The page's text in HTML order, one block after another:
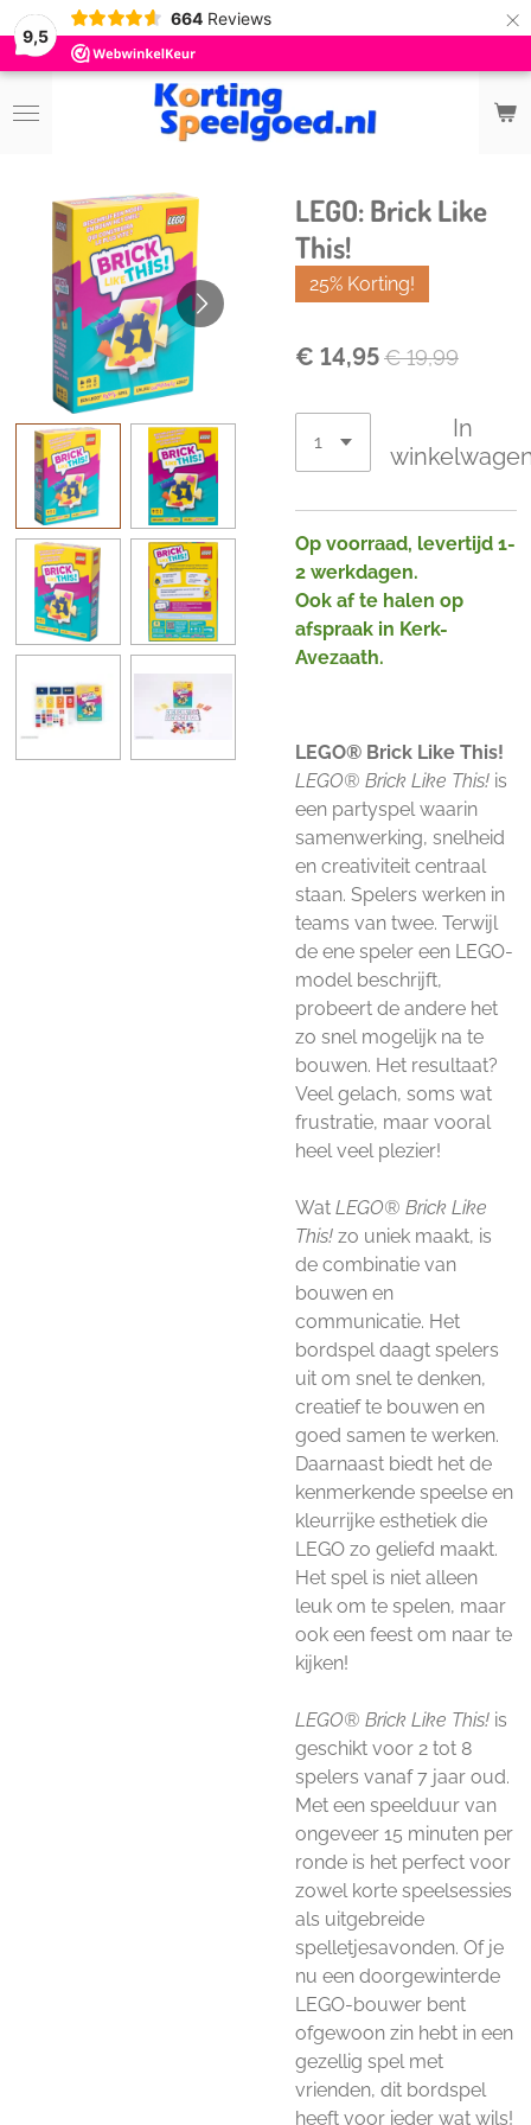
9,5
664 Reviews ×
LEGO: Brick Like
This!
25% Korting!
€ 14,95€ 19,99
In
Op voorraad, levertijd 1-
2 werkdagen.
Ook af te halen op
afspraak in Kerk-
Avezaath.
LEGO® Brick Like This!
LEGO® Brick Like This! is
een partyspel waarin
samenwerking, snelheid
en creativiteit centraal
staan. Spelers werken in
teams van twee. Terwijl
de ene speler een LEGO-
model beschrijft,
probeert de andere het
zo snel mogelijk na te
bouwen. Het resultaat?
Veel gelach, soms wat
frustratie, maar vooral
heel veel plezier!
Wat LEGO® Brick Like
This! zo uniek maakt, is
de combinatie van
bouwen en
communicatie. Het
bordspel daagt spelers
uit om snel te denken,
creatief te bouwen en
goed samen te werken.
Daarnaast biedt het de
kenmerkende speelse en
kleurrijke esthetiek die
LEGO zo geliefd maakt.
Het spel is niet alleen
leuk om te spelen, maar
ook een feest om naar te
kijken!
LEGO® Brick Like This! is
geschikt voor 2 tot 8
spelers vanaf 7 jaar oud.
Met een speelduur van
ongeveer 15 minuten per
ronde is het perfect voor
zowel korte speelsessies
als uitgebreide
spelletjesavonden. Of je
nu een doorgewinterde
LEGO-bouwer bent
ofgewoon zin hebt in een
gezellig spel met
vrienden, dit bordspel
heeft voor ieder wat wils!